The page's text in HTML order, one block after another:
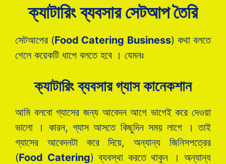
ক্যাটারিং ব্যবসার সেটআপ তৈরি
সেটআপের (Food Catering Business) কথা বলতে
গেলে কয়েকটি ধাপে বলতে হবে । যেমনঃ
ক্যাটারিং ব্যবসার গ্যাস কানেকশান
আমি বলবো গ্যাসের জন্য আবেদন আগে ভাগেই করে দেওয়া
ভালো । কারন, গ্যাস আসতে কিছুদিন সময় লাগে । তাই
গ্যাসের আবেদনটা করে দিয়ে, অন্যান্য জিনিসপত্রের
(Food Catering) ব্যবস্থা করতে থাকুন । অন্যান্য